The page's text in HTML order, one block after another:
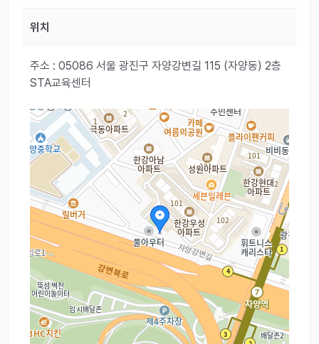
위치
주소 : 05086 서울 광진구 자양강변길 115 (자양동) 2층
STA교육센터